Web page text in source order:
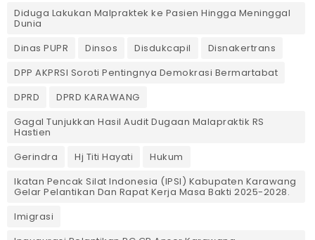
Diduga Lakukan Malpraktek ke Pasien Hingga Meninggal
Dunia
Dinas PUPR
Dinsos Disdukcapil
Disnakertrans
DPP AKPRSI Soroti Pentingnya Demokrasi Bermartabat
DPRD
DPRD KARAWANG
Gagal Tunjukkan Hasil Audit Dugaan Malapraktik RS
Hastien
Gerindra
Hj Titi Hayati
Hukum
Ikatan Pencak Silat Indonesia (IPSI) Kabupaten Karawang
Gelar Pelantikan Dan Rapat Kerja Masa Bakti 2025-2028.
Imigrasi